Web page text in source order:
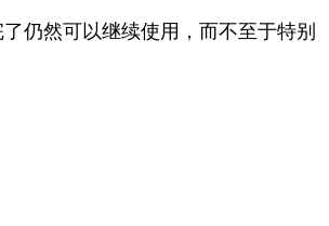
仍然可以继续使用，而不至于特别